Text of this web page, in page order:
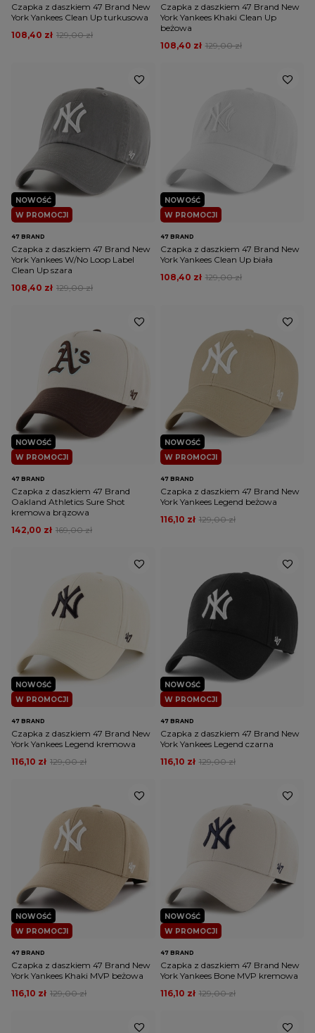
Czapka z daszkiem 47 Brand New
York Yankees Clean Up turkusowa
129,00 zł
108,40 zł
Czapka z daszkiem 47 Brand New
York Yankees Khaki Clean Up
beżowa
129,00 zł
108,40 zł
W PROMOCJI
NOWOŚĆ
47 BRAND
Czapka z daszkiem 47 Brand New
York Yankees W/No Loop Label
Clean Up szara
129,00 zł
108,40 zł
W PROMOCJI
NOWOŚĆ
47 BRAND
Czapka z daszkiem 47 Brand New
York Yankees Clean Up biała
129,00 zł
108,40 zł
W PROMOCJI
NOWOŚĆ
47 BRAND
Czapka z daszkiem 47 Brand
Oakland Athletics Sure Shot
kremowa brązowa
169,00 zł
142,00 zł
W PROMOCJI
NOWOŚĆ
47 BRAND
Czapka z daszkiem 47 Brand New
York Yankees Legend beżowa
129,00 zł
116,10 zł
W PROMOCJI
NOWOŚĆ
47 BRAND
Czapka z daszkiem 47 Brand New
York Yankees Legend kremowa
129,00 zł
116,10 zł
W PROMOCJI
NOWOŚĆ
47 BRAND
Czapka z daszkiem 47 Brand New
York Yankees Legend czarna
129,00 zł
116,10 zł
W PROMOCJI
NOWOŚĆ
47 BRAND
Czapka z daszkiem 47 Brand New
York Yankees Khaki MVP beżowa
129,00 zł
116,10 zł
W PROMOCJI
NOWOŚĆ
47 BRAND
Czapka z daszkiem 47 Brand New
York Yankees Bone MVP kremowa
129,00 zł
116,10 zł